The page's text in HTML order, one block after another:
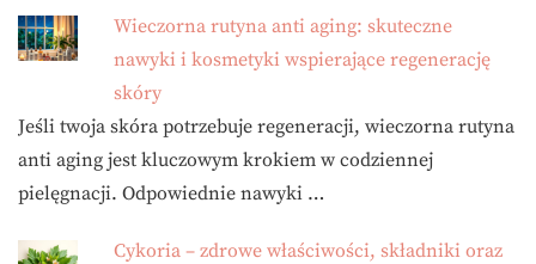
Wieczorna rutyna anti aging: skuteczne
nawyki i kosmetyki wspierające regenerację
skóry
Jeśli twoja skóra potrzebuje regeneracji, wieczorna rutyna
anti aging jest kluczowym krokiem w codziennej
pielęgnacji. Odpowiednie nawyki …
Cykoria – zdrowe właściwości, składniki oraz